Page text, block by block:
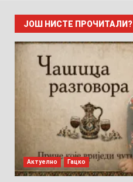
ЈОШ НИСТЕ ПРОЧИТАЛИ?
Актуелно Гацко